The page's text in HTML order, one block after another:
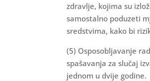
zdravlje, kojima su
samostalno poduzeti
sredstvima, kako bi
(5) Osposobljavanje
spašavanja za slučaj
jednom u dvije godine.